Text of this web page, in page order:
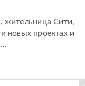
жительница Сити,
новых проектах и